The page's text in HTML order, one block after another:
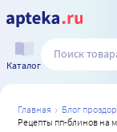
Каталог
главная блог
рецепты пп-блинов на